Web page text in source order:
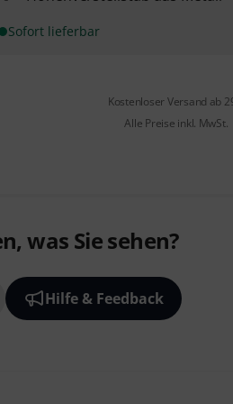
Sofort lieferbar
Kostenloser Versand ab
Alle Preise inkl. MwSt.
was Sie sehen?
Hilfe & Feedback